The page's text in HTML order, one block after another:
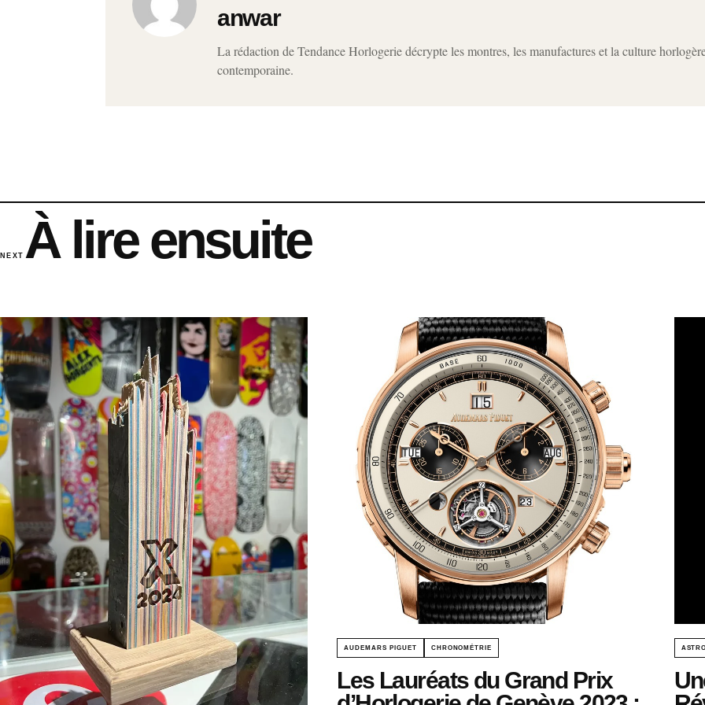
anwar
La rédaction de Tendance Horlogerie décrypte les montres, les manufactures et la culture
contemporaine.
NEXT À lire ensuite
AUDEMARS PIGUET CHRONOMÉTRIE
Les Lauréats du Grand Prix